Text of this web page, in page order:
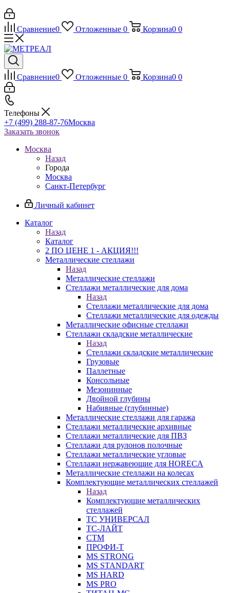
Сравнение0 Отложенные 0 Корзина0 0
Сравнение0 Отложенные 0 Корзина0 0
Телефоны
+7 (499) 288-87-76Москва
Заказать звонок
Москва
Назад
Города
Москва
Санкт-Петербург
Личный кабинет
Каталог
Назад
Каталог
2 ПО ЦЕНЕ 1 - АКЦИЯ!!!
Металлические стеллажи
Назад
Металлические стеллажи
Стеллажи металлические для дома
Назад
Стеллажи металлические для дома
Стеллажи металлические для одежды
Металлические офисные стеллажи
Стеллажи складские металлические
Назад
Стеллажи складские металлические
Грузовые
Паллетные
Консольные
Мезонинные
Двойной глубины
Набивные (глубинные)
Металлические стеллажи для гаража
Стеллажи металлические архивные
Стеллажи металлические для ПВЗ
Стеллажи для рулонов полочные
Стеллажи металлические угловые
Стеллажи нержавеющие для HORECA
Металлические стеллажи на колесах
Комплектующие металлических стеллажей
Назад
Комплектующие металлических
стеллажей
ТС УНИВЕРСАЛ
ТС-ЛАЙТ
СТМ
ПРОФИ-Т
MS STRONG
MS STANDART
MS HARD
MS PRO